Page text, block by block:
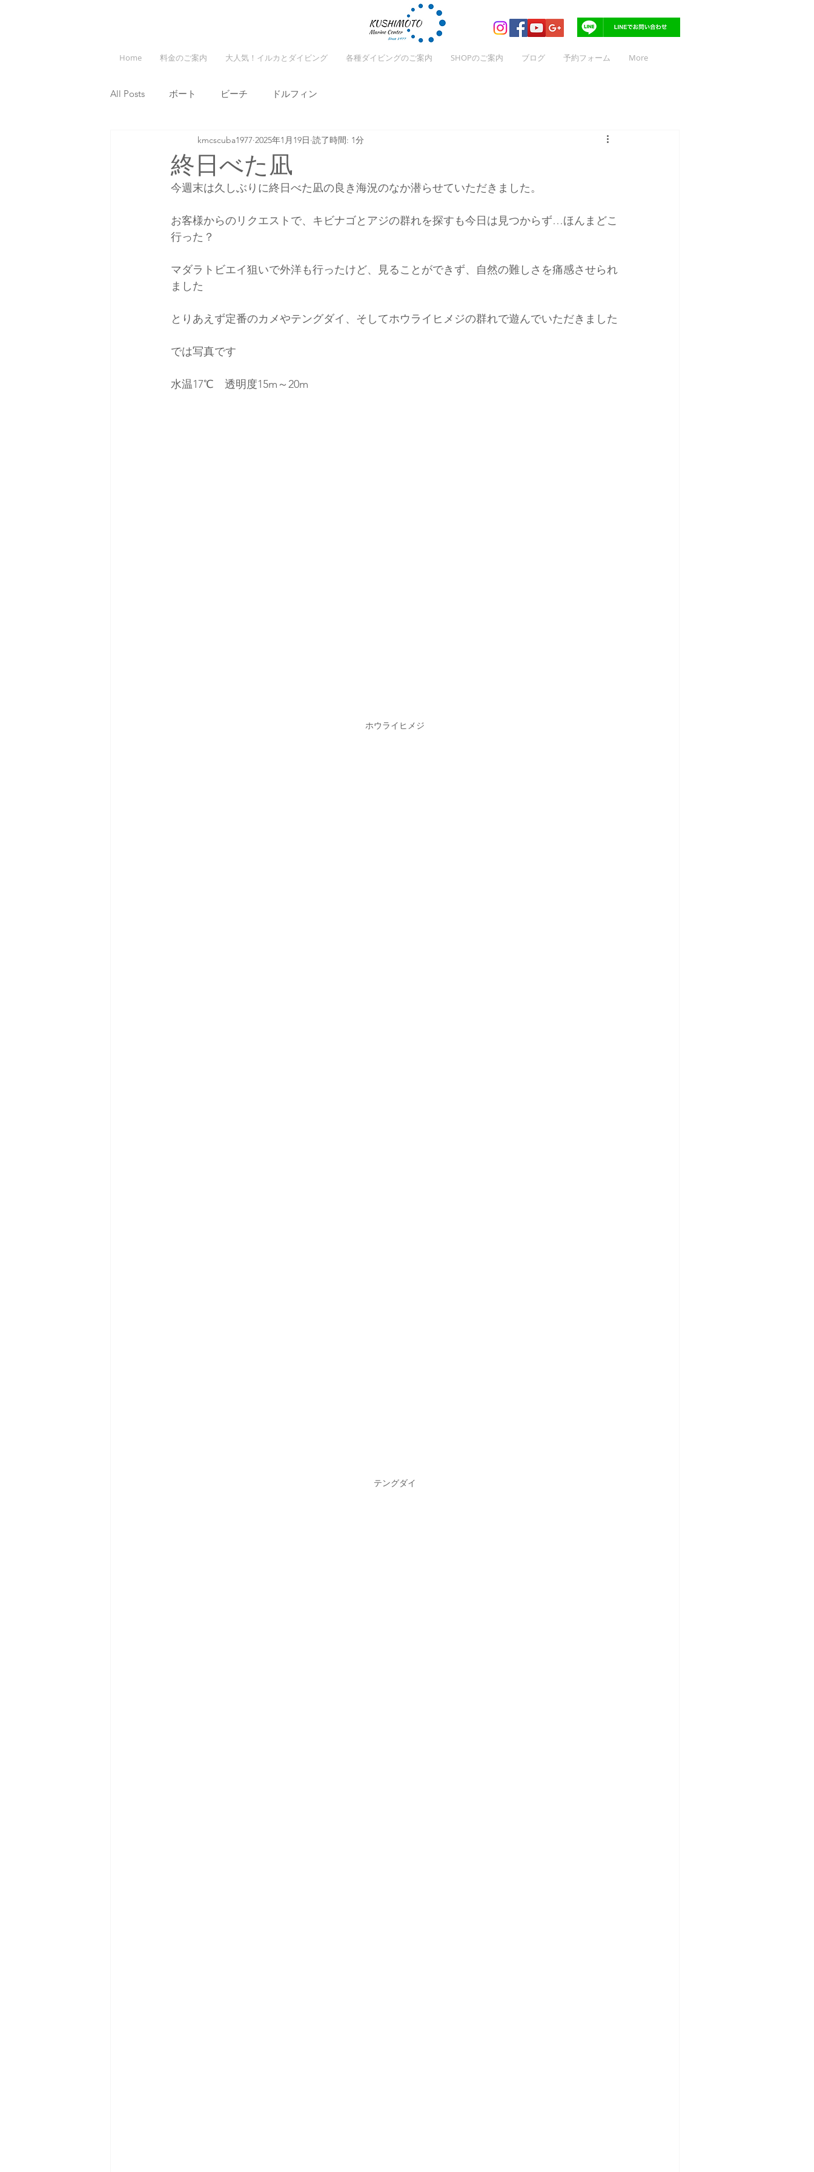
Home 料金のご案内 大人気！イルカとダイビング 各種ダイビングのご案内 SHOPのご案内 ブログ 予約フォーム More
All Posts ボート ビーチ ドルフィン
終日べた凪
kmcscuba1977 2025年1月19日 読了時間: 1分
今週末は久しぶりに終日べた凪の良き海況のなか潜らせていただきました。
お客様からのリクエストで、キビナゴとアジの群れを探すも今日は見つからず…ほんまどこ
行った？
マダラトビエイ狙いで外洋も行ったけど、見ることができず、自然の難しさを痛感させられ
ました
とりあえず定番のカメやテングダイ、そしてホウライヒメジの群れで遊んでいただきました
では写真です
水温17℃　透明度15m～20m
ホウライヒメジ
テングダイ